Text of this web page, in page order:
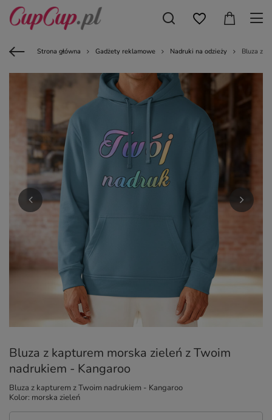
Strona główna Gadżety reklamowe Nadruki na odzieży Bluza z
Bluza z kapturem morska zieleń z Twoim
nadrukiem - Kangaroo
Bluza z kapturem z Twoim nadrukiem - Kangaroo
Kolor: morska zieleń